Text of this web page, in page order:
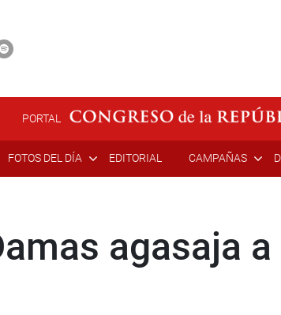
PORTAL
FOTOS DEL DÍA EDITORIAL CAMPAÑAS
agasaja